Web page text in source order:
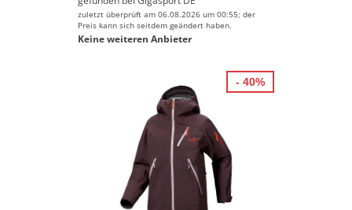
zuletzt überprüft am 06.08.2026 um 00:55; der
Preis kann sich seitdem geändert haben.
Keine weiteren Anbieter
- 40%